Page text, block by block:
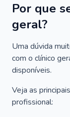
Por que
geral?
Uma dúvida
com o clínico
disponíveis.
Veja as
profissional: